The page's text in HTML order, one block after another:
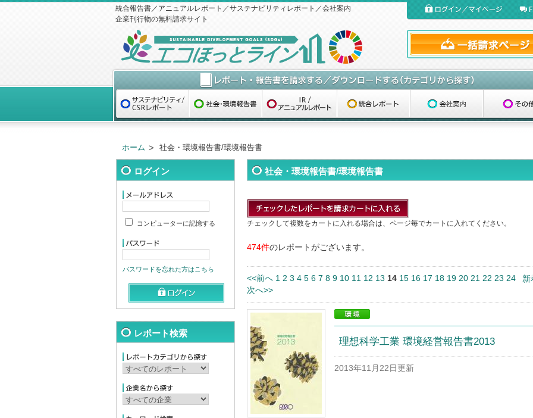
統合報告書／アニュアルレポート／サステナビリティレポート／会社案内
企業刊行物の無料請求サイト
ホーム 社会・環境報告書/環境報告書
ログイン
コンピューターに記憶する
パスワードを忘れた方はこちら
レポート検索
社会・環境報告書/環境報告書
チェックして複数をカートに入れる場合は、ページ毎でカートに入れてください。
474件のレポートがございます。
新
<<前へ 1 2 3 4 5 6 7 8 9 10 11 12 13 14 15 16 17 18 19 20 21 22 23 24
次へ>>
理想科学工業 環境経営報告書2013
2013年11月22日更新